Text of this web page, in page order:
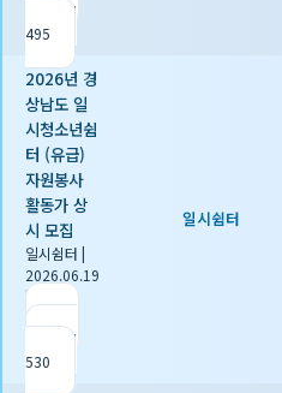
조회
495
2026년 경
상남도 일
시청소년쉼
터 (유급)
자원봉사
활동가 상
시 모집
일시쉼터 |
2026.06.19
|
조회
530
일시쉼터